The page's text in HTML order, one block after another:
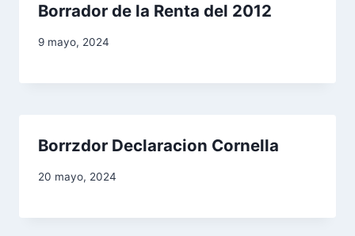
Borrador de la Renta del 2012
9 mayo, 2024
Borrzdor Declaracion Cornella
20 mayo, 2024